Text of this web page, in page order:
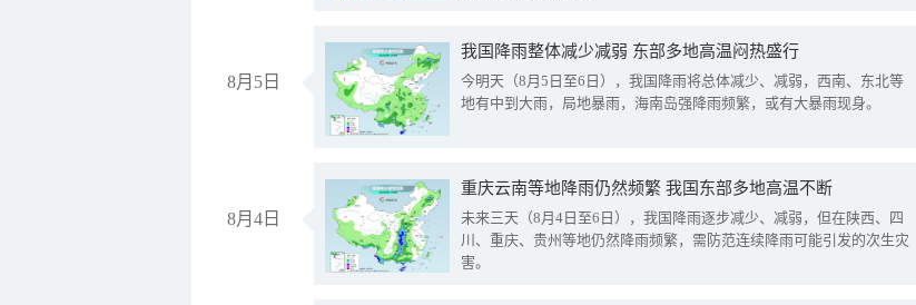
8月5日
我国降雨整体减少减弱 东部多地高温闷热盛行
今明天（8月5日至6日），我国降雨将总体减少、减弱，西南、东北等
地有中到大雨，局地暴雨，海南岛强降雨频繁，或有大暴雨现身。
8月4日
重庆云南等地降雨仍然频繁 我国东部多地高温不断
未来三天（8月4日至6日），我国降雨逐步减少、减弱，但在陕西、四
川、重庆、贵州等地仍然降雨频繁，需防范连续降雨可能引发的次生灾
害。